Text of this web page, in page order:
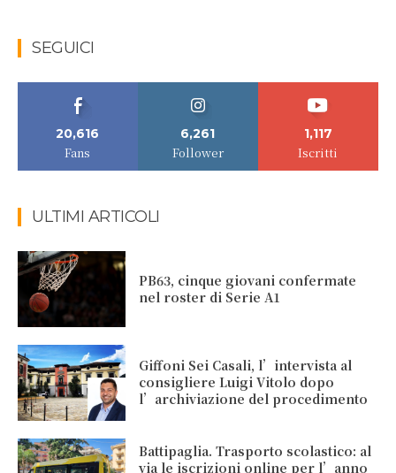
SEGUICI
20,616
Fans
6,261
Follower
1,117
Iscritti
ULTIMI ARTICOLI
PB63, cinque giovani confermate
nel roster di Serie A1
Giffoni Sei Casali, l’intervista al
consigliere Luigi Vitolo dopo
l’archiviazione del procedimento
Battipaglia. Trasporto scolastico: al
via le iscrizioni online per l’anno